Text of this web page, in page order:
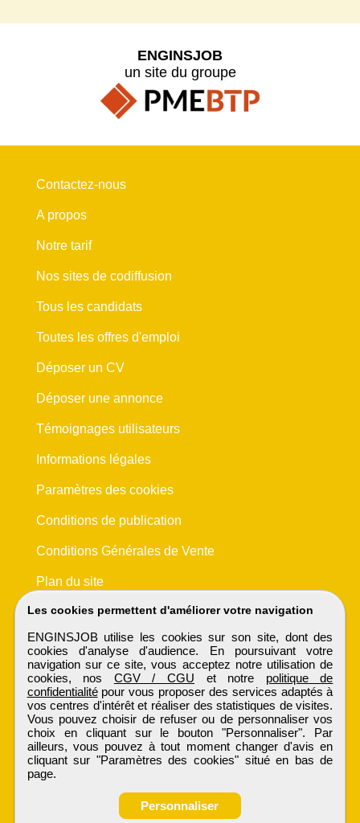
Les cookies permettent d'améliorer votre navigation
ENGINSJOB utilise les cookies sur son site, dont des
cookies d'analyse d'audience. En poursuivant votre
navigation sur ce site, vous acceptez notre utilisation de
cookies, nos CGV / CGU et notre politique de
confidentialitépour vous proposer des services adaptés à
vos centres d'intérêt et réaliser des statistiques de visites.
Vous pouvez choisir de refuser ou de personnaliser vos
choix en cliquant sur le bouton "Personnaliser". Par
ailleurs, vous pouvez à tout moment changer d'avis en
cliquant sur "Paramètres des cookies" situé en bas de
page.
Personnaliser
ENGINSJOB
un site du groupe
Contactez-nous
A propos
Notre tarif
Nos sites de codiffusion
Tous les candidats
Toutes les offres d'emploi
Déposer un CV
Déposer une annonce
Témoignages utilisateurs
Informations légales
Paramètres des cookies
Conditions de publication
Conditions Générales de Vente
Plan du site